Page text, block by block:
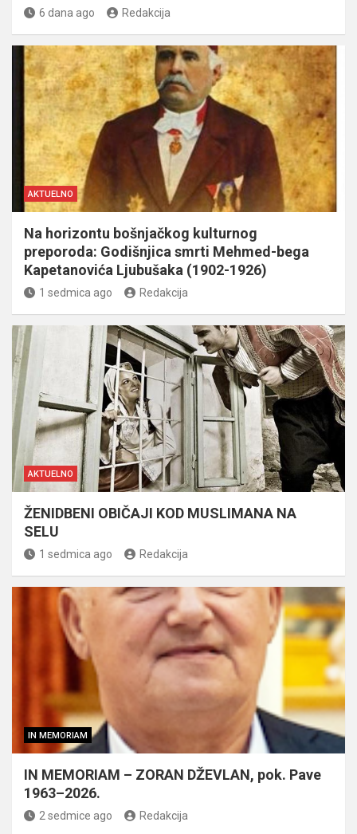
6 dana ago Redakcija
AKTUELNO
Na horizontu bošnjačkog kulturnog
preporoda: Godišnjica smrti Mehmed-bega
Kapetanovića Ljubušaka (1902-1926)
1 sedmica ago Redakcija
AKTUELNO
ŽENIDBENI OBIČAJI KOD MUSLIMANA NA
SELU
1 sedmica ago Redakcija
IN MEMORIAM
IN MEMORIAM – ZORAN DŽEVLAN, pok. Pave
1963–2026.
2 sedmice ago Redakcija